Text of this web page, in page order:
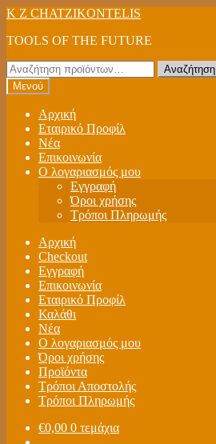
Απευθείας
στην
Μετάβαση
περιεχόμενο
K Z CHATZIKONTELIS
TOOLS OF THE FUTURE
Αναζήτηση
για:
Αναζήτηση
Μενού
Αρχική
Εταιρικό Προφίλ
Νέα
Επικοινωνία
Ο λογαριασμός μου
Εγγραφή
Όροι χρήσης
Τρόποι Πληρωμής
Αρχική
Checkout
Εγγραφή
Επικοινωνία
Εταιρικό Προφίλ
Καλάθι
Νέα
Ο λογαριασμός μου
Όροι χρήσης
Προϊόντα
Τρόποι Αποστολής
Τρόποι Πληρωμής
€0,00 0 τεμάχια